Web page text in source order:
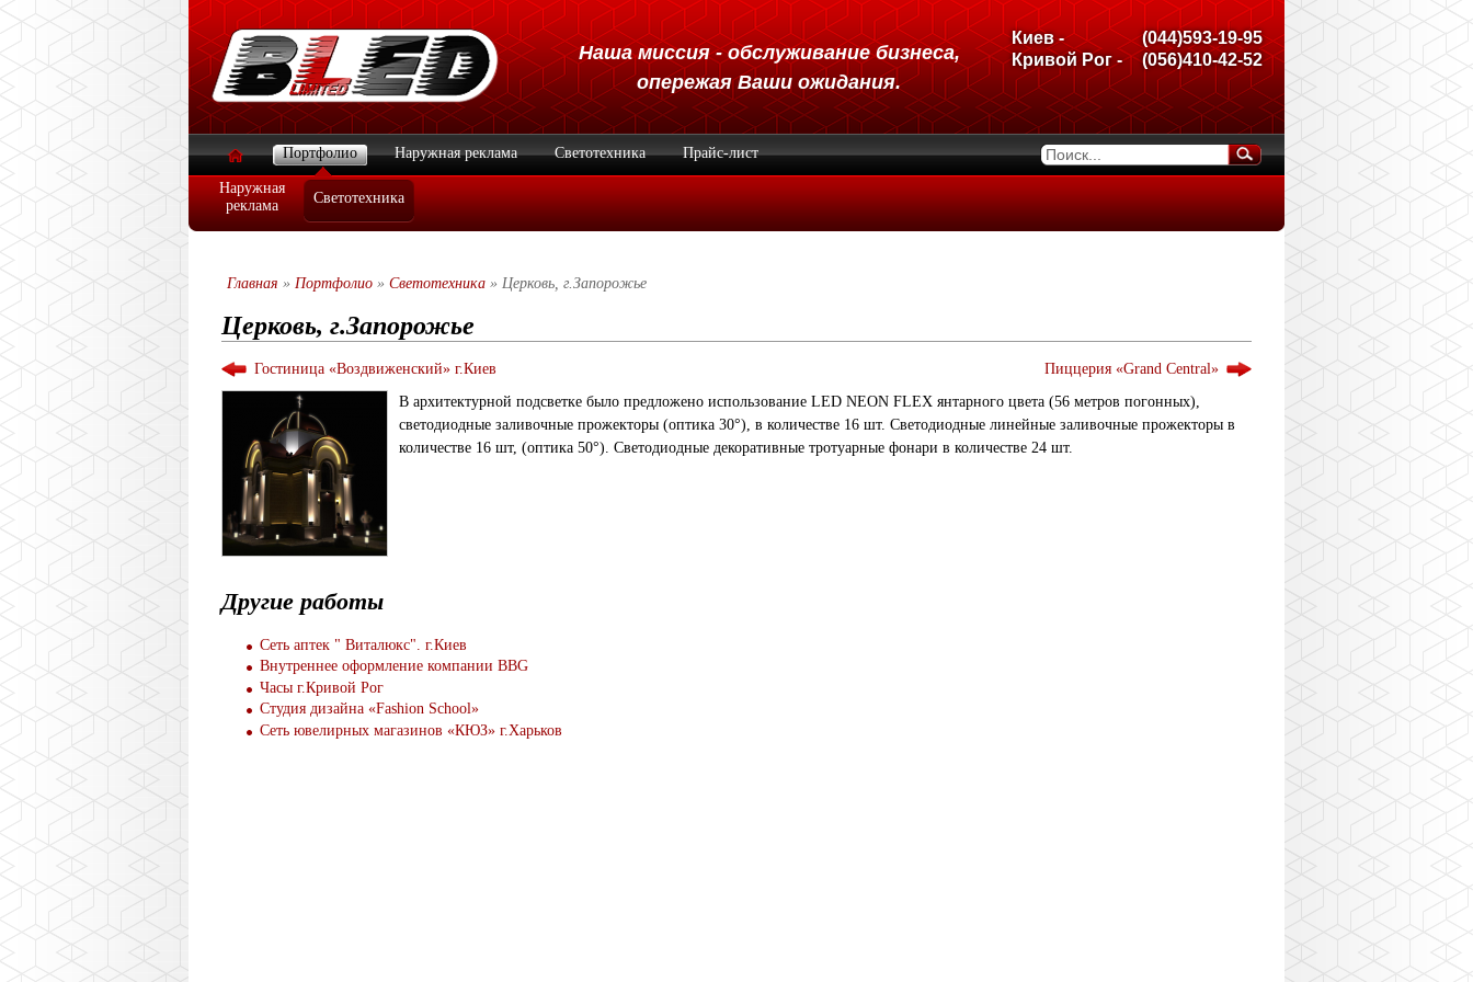
Наша миссия - обслуживание бизнеса,
опережая Ваши ожидания.
Киев -
(044)593-19-95
Кривой Рог -
(056)410-42-52
Портфолио
Наружная
реклама
Светотехника
Наружная реклама Светотехника Прайс-лист
Главная » Портфолио » Светотехника » Церковь, г.Запорожье
Церковь, г.Запорожье
Гостиница «Воздвиженский» г.Киев
Пиццерия «Grand Central»
В архитектурной подсветке было предложено использование LED NEON FLEX янтарного цвета (56 метров погонных),
светодиодные заливочные прожекторы (оптика 30°), в количестве 16 шт. Светодиодные линейные заливочные прожекторы в
количестве 16 шт, (оптика 50°). Светодиодные декоративные тротуарные фонари в количестве 24 шт.
Другие работы
Сеть аптек " Виталюкс". г.Киев
Внутреннее оформление компании BBG
Часы г.Кривой Рог
Студия дизайна «Fashion School»
Сеть ювелирных магазинов «КЮЗ» г.Харьков